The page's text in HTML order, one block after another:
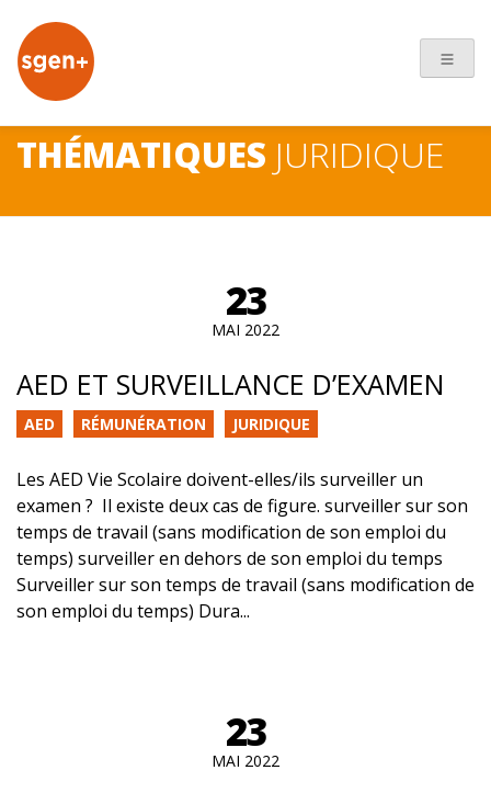
+
THÉMATIQUES JURIDIQUE
23
MAI 2022
AED ET SURVEILLANCE D’EXAMEN
AED RÉMUNÉRATION JURIDIQUE
Les AED Vie Scolaire doivent-elles/ils surveiller un
examen ? Il existe deux cas de figure. surveiller sur son
temps de travail (sans modification de son emploi du
temps) surveiller en dehors de son emploi du temps
Surveiller sur son temps de travail (sans modification de
son emploi du temps) Dura...
23
MAI 2022